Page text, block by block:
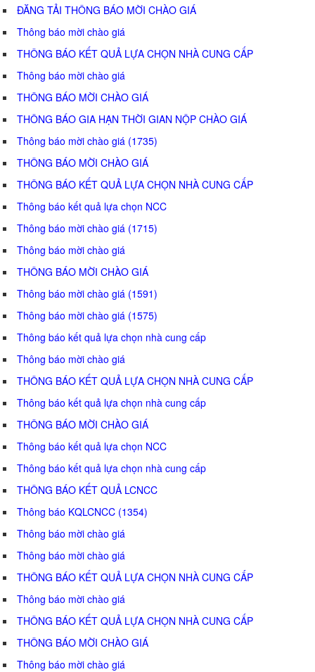
ĐĂNG TẢI THÔNG BÁO MỜI CHÀO GIÁ
Thông báo mời chào giá
THÔNG BÁO KẾT QUẢ LỰA CHỌN NHÀ CUNG CẤP
Thông báo mời chào giá
THÔNG BÁO MỜI CHÀO GIÁ
THÔNG BÁO GIA HẠN THỜI GIAN NỘP CHÀO GIÁ
Thông báo mời chào giá (1735)
THÔNG BÁO MỜI CHÀO GIÁ
THÔNG BÁO KẾT QUẢ LỰA CHỌN NHÀ CUNG CẤP
Thông báo kết quả lựa chọn NCC
Thông báo mời chào giá (1715)
Thông báo mời chào giá
THÔNG BÁO MỜI CHÀO GIÁ
Thông báo mời chào giá (1591)
Thông báo mời chào giá (1575)
Thông báo kết quả lựa chọn nhà cung cấp
Thông báo mời chào giá
THÔNG BÁO KẾT QUẢ LỰA CHỌN NHÀ CUNG CẤP
Thông báo kết quả lựa chọn nhà cung cấp
THÔNG BÁO MỜI CHÀO GIÁ
Thông báo kết quả lựa chọn NCC
Thông báo kết quả lựa chọn nhà cung cấp
THÔNG BÁO KẾT QUẢ LCNCC
Thông báo KQLCNCC (1354)
Thông báo mời chào giá
Thông báo mời chào giá
THÔNG BÁO KẾT QUẢ LỰA CHỌN NHÀ CUNG CẤP
Thông báo mời chào giá
THÔNG BÁO KẾT QUẢ LỰA CHỌN NHÀ CUNG CẤP
THÔNG BÁO MỜI CHÀO GIÁ
Thông báo mời chào giá